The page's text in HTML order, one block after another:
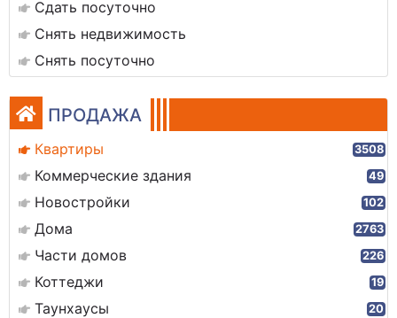
Сдать посуточно
Снять недвижимость
Снять посуточно
ПРОДАЖА
Квартиры 3508
Коммерческие здания 49
Новостройки 102
Дома 2763
Части домов 226
Коттеджи 19
Таунхаусы 20